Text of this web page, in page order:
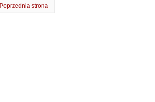
Poprzednia strona